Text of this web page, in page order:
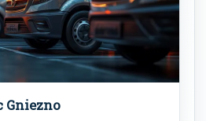
Gniezno